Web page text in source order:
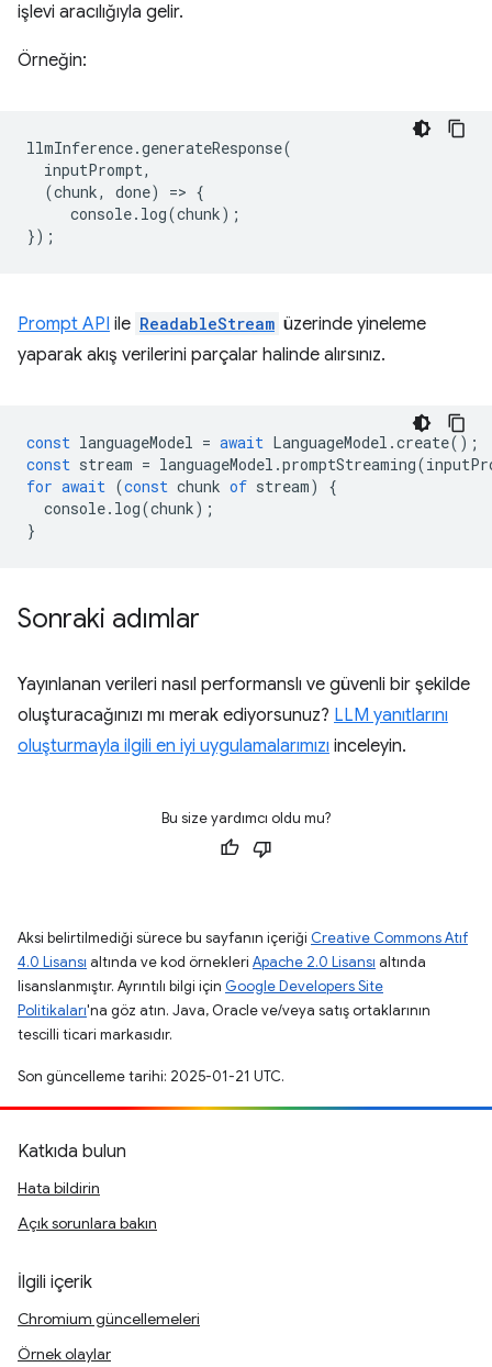
işlevi aracılığıyla gelir.
Örneğin:
llmInference.generateResponse(
inputPrompt,
(chunk, done) => {
console. log(chunk);
});
Prompt API ile ReadableStream üzerinde yineleme
yaparak akış verilerini parçalar halinde alırsınız.
const languageModel = await LanguageModel .create();
const stream = languageModel .promptStreaming(
for await (const chunk of stream)
{
console. log(chunk);
}
Sonraki adımlar
Yayınlanan verileri nasıl performanslı ve güvenli bir şekilde
oluşturacağınızı mı merak ediyorsunuz? LLM yanıtlarını
oluşturmayla ilgili en iyi uygulamalarımızı inceleyin.
Bu size yardımcı oldu mu?
Aksi belirtilmediği sürece bu sayfanın içeriği Creative Commons Atıf
4.0 Lisansı altında ve kod örnekleri Apache 2.0 Lisansı altında
lisanslanmıştır. Ayrıntılı bilgi için Google Developers Site
Politikaları'na göz atın. Java, Oracle ve/veya satış ortaklarının
tescilli ticari markasıdır.
Son güncelleme tarihi: 2025-01-21 UTC.
Katkıda bulun
Hata bildirin
Açık sorunlara bakın
İlgili içerik
Chromium güncellemeleri
Örnek olaylar